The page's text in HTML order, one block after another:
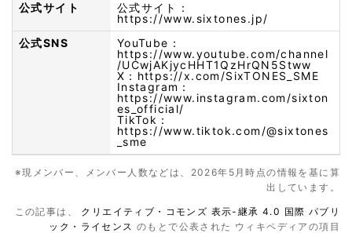
公式サイト
公式サイト：
https://www.sixtones.jp/
公式SNS
YouTube：
https://www.youtube.com/channel
/UCwjAKjycHHT1QzHrQN5Stww
X： https://x.com/SixTONES_SME
Instagram：
https://www.instagram.com/sixton
es_official/
TikTok：
https://www.tiktok.com/@sixtones
_sme
※現メンバー、メンバー人数などは、2026年5月時点の情報を基に算
出しています。
この記事は、 クリエイティブ・コモンズ 表示-継承 4.0 国際 パブリ
ック・ライセンス のもとで公表された ウィキペディアの項目